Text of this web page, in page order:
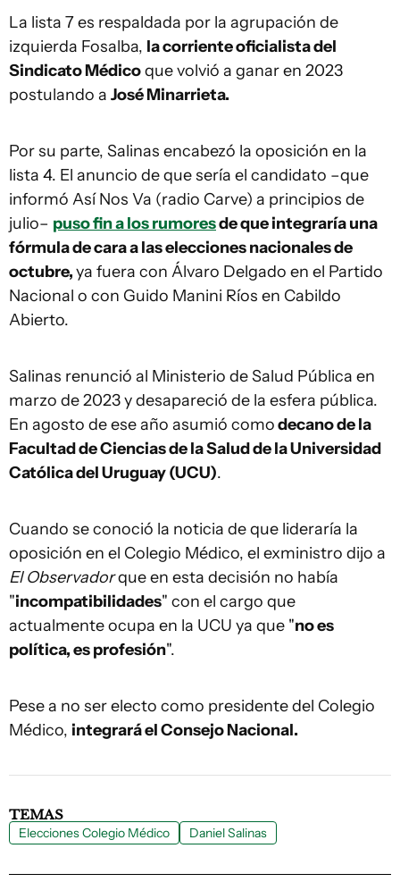
La lista 7 es respaldada por la agrupación de
izquierda Fosalba, la corriente oficialista del
Sindicato Médicoque volvió a ganar en 2023
postulando a José Minarrieta.
Por su parte, Salinas encabezó la oposición en la
lista 4. El anuncio de que sería el candidato –que
informó Así Nos Va (radio Carve) a principios de
julio– puso fin a los rumoresde que integraría una
fórmula de cara a las elecciones nacionales de
octubre,ya fuera con Álvaro Delgado en el Partido
Nacional o con Guido Manini Ríos en Cabildo
Abierto.
Salinas renunció al Ministerio de Salud Pública en
marzo de 2023 y desapareció de la esfera pública.
En agosto de ese año asumió comodecano de la
Facultad de Ciencias de la Salud de la Universidad
Católica del Uruguay (UCU).
Cuando se conoció la noticia de que lideraría la
oposición en el Colegio Médico, el exministro dijo a
El Observadorque en esta decisión no había
"incompatibilidades" con el cargo que
actualmente ocupa en la UCU ya que "no es
política, es profesión".
Pese a no ser electo como presidente del Colegio
Médico, integrará el Consejo Nacional.
TEMAS
Elecciones Colegio Médico Daniel Salinas